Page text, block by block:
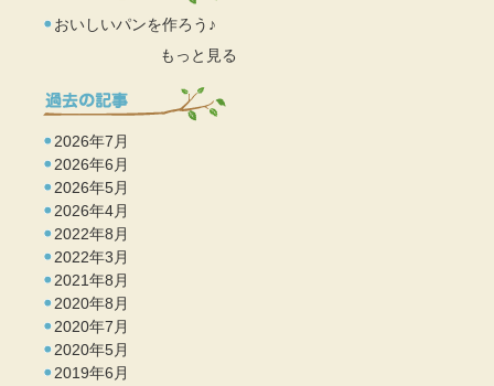
おいしいパンを作ろう♪
もっと見る
2026年7月
2026年6月
2026年5月
2026年4月
2022年8月
2022年3月
2021年8月
2020年8月
2020年7月
2020年5月
2019年6月